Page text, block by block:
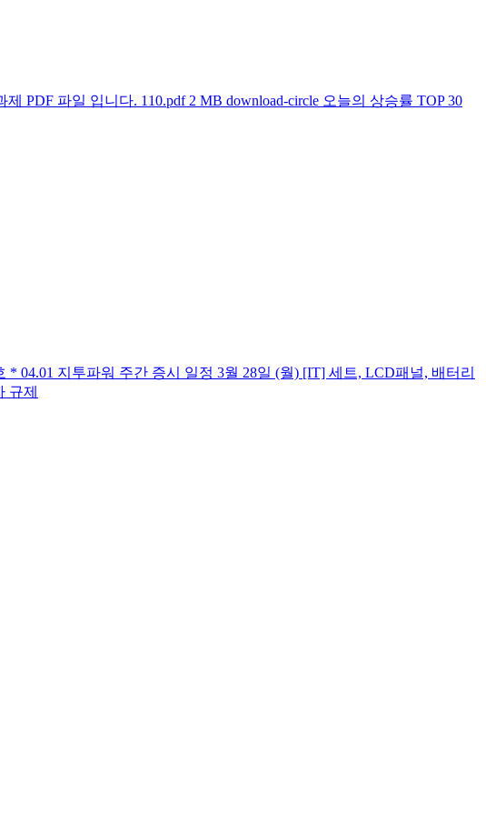
PDF 파일 입니다. 110.pdf 2 MB download-circle 오늘의 상승률 TOP 30
04.01 지투파워 주간 증시 일정 3월 28일 (월) [IT] 세트, LCD패널, 배터리
규제